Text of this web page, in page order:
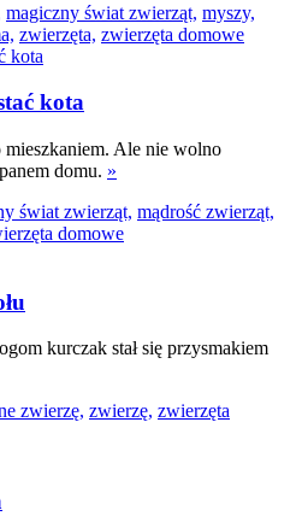
magiczny świat zwierząt, myszy,
zwierzęta, zwierzęta domowe
kota
Ale nie wolno
domu. »
świat zwierząt, mądrość zwierząt,
domowe
kurczak stał się przysmakiem
zwierzę, zwierzę, zwierzęta